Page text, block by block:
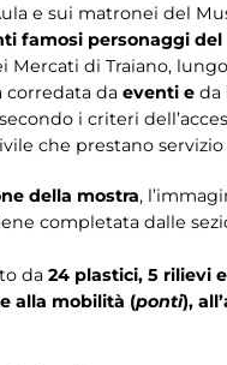
e sui matronei del
famosi personaggi
di Traiano,
corredata da eventi e da
i criteri
che prestano
della mostra,
completata dalle
da 24 plastici, 5 rilievi
alla mobilità (ponti),